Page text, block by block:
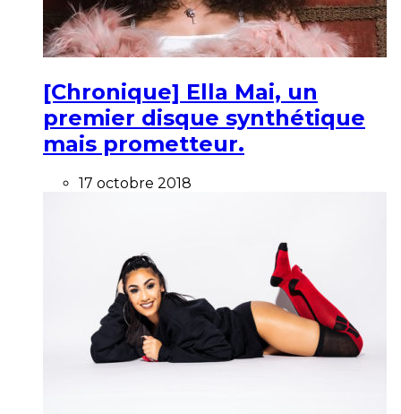
[Chronique] Ella Mai, un
premier disque synthétique
mais prometteur.
17 octobre 2018